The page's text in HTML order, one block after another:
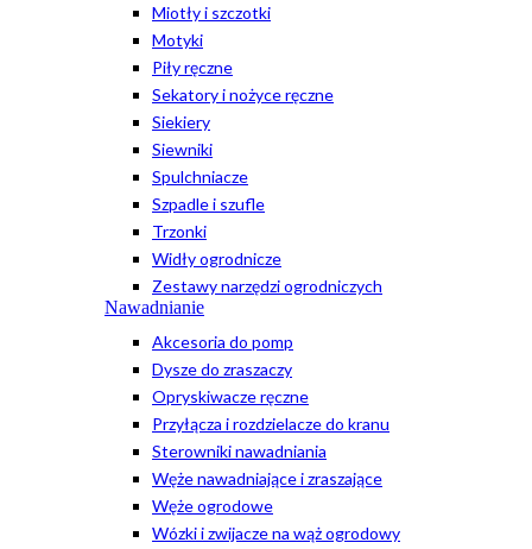
Miotły i szczotki
Motyki
Piły ręczne
Sekatory i nożyce ręczne
Siekiery
Siewniki
Spulchniacze
Szpadle i szufle
Trzonki
Widły ogrodnicze
Zestawy narzędzi ogrodniczych
Nawadnianie
Akcesoria do pomp
Dysze do zraszaczy
Opryskiwacze ręczne
Przyłącza i rozdzielacze do kranu
Sterowniki nawadniania
Węże nawadniające i zraszające
Węże ogrodowe
Wózki i zwijacze na wąż ogrodowy